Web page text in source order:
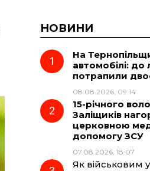
НОВИНИ
На
автомобілі: до
потрапили
08.08.2026, 09:14
15-річного
Заліщиків
церковною
допомогу ЗСУ
07.08.2026, 18:07
Як військовим